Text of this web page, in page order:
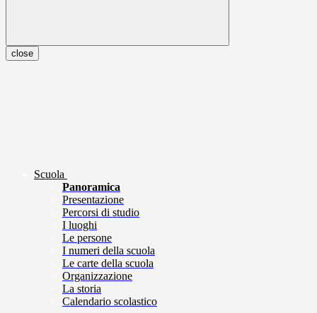
close
Scuola
Panoramica
Presentazione
Percorsi di studio
I luoghi
Le persone
I numeri della scuola
Le carte della scuola
Organizzazione
La storia
Calendario scolastico